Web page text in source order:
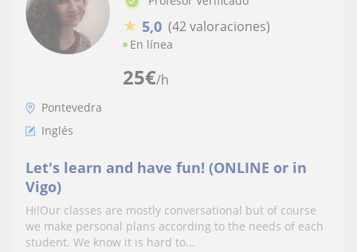
25€/h
★ 5,0 (42 valoraciones)
En línea
Pontevedra
Inglés
Let's learn and have fun! (ONLINE or in
Vigo)
Hi!Our classes are mostly conversational but of course
we make personal plans according to the needs of each
student. We know it is hard to...